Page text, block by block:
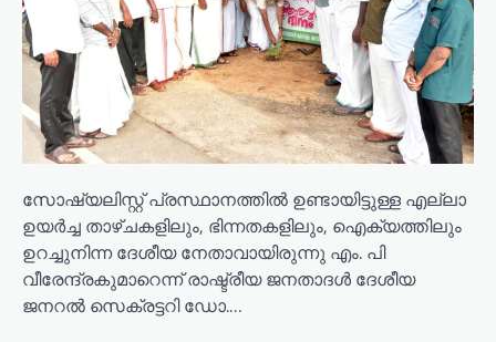
i
o
സോഷ്യലിസ്റ്റ് പ്രസ്ഥാനത്തിൽ ഉണ്ടായിട്ടുള്ള എല്ലാ
ഉയർച്ച താഴ്ചകളിലും, ഭിന്നതകളിലും, ഐക്യത്തിലും
ഉറച്ചുനിന്ന ദേശീയ നേതാവായിരുന്നു എം. പി
വീരേന്ദ്രകുമാറെന്ന് രാഷ്ട്രീയ ജനതാദൾ ദേശീയ
ജനറൽ സെക്രട്ടറി ഡോ.…